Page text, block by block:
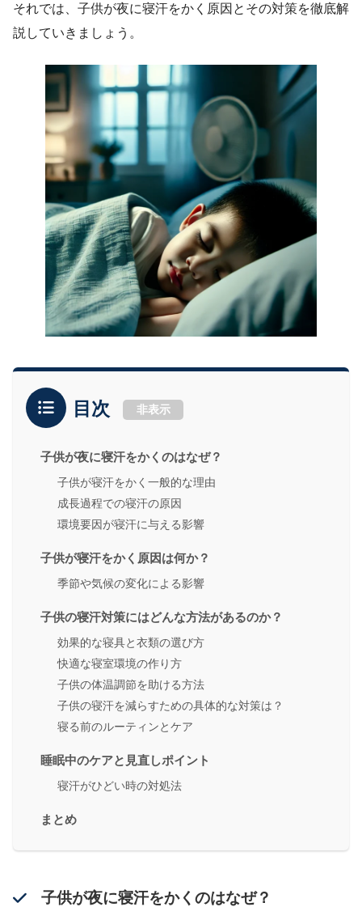
それでは、子供が夜に寝汗をかく原因とその対策を徹底解
説していきましょう。
目次 非表示
子供が夜に寝汗をかくのはなぜ？
子供が寝汗をかく一般的な理由
成長過程での寝汗の原因
環境要因が寝汗に与える影響
子供が寝汗をかく原因は何か？
季節や気候の変化による影響
子供の寝汗対策にはどんな方法があるのか？
効果的な寝具と衣類の選び方
快適な寝室環境の作り方
子供の体温調節を助ける方法
子供の寝汗を減らすための具体的な対策は？
寝る前のルーティンとケア
睡眠中のケアと見直しポイント
寝汗がひどい時の対処法
まとめ
子供が夜に寝汗をかくのはなぜ？